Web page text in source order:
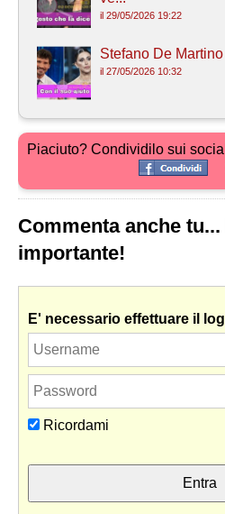
il 29/05/2026 19:22
Stefano De
il 27/05/2026 10:32
Piaciuto? Condividilo sui
Commenta anche
importante!
E' necessario effettuare il
Ricordami